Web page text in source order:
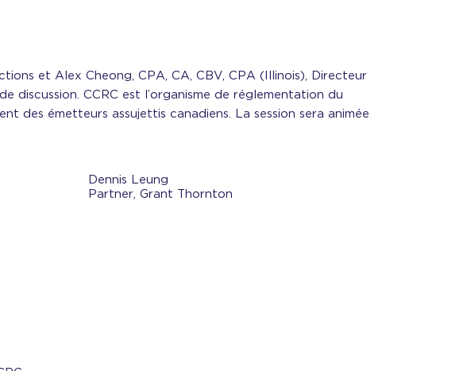
et Alex Cheong, CPA, CA, CBV, CPA (Illinois), Directeur
CCRC est l’organisme de réglementation du
des émetteurs assujettis canadiens. La session sera animée
Dennis Leung
Partner, Grant Thornton